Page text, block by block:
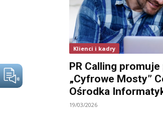
Klienci i kadry
PR Calling
„Cyfrowe Mosty”
Ośrodka
19/03/2026